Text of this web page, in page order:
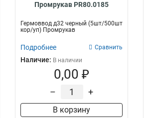
Промрукав PR80.0185
Гермоввод д32 черный (5шт/500шт
кор/уп) Промрукав
Подробнее Сравнить
Наличие: В наличии
0,00 ₽
– +
В корзину